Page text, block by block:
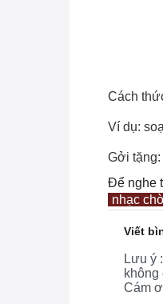
Cách
Ví dụ:
Gởi tặng:
Để nghe
nhạc
Viết
Lưu ý
Cám